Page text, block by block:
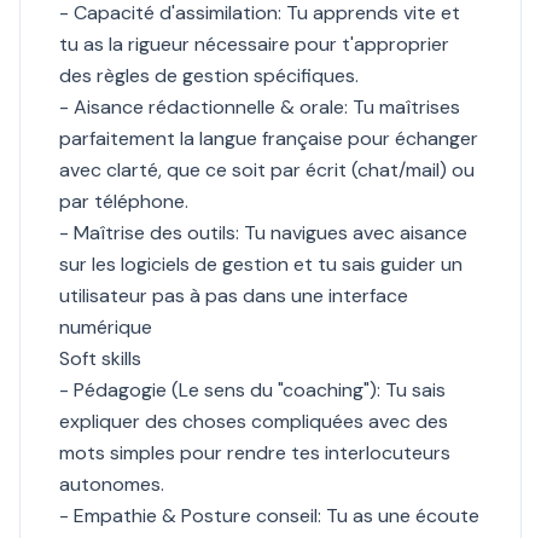
- Capacité d'assimilation: Tu apprends vite et
tu as la rigueur nécessaire pour t'approprier
des règles de gestion spécifiques.
- Aisance rédactionnelle & orale: Tu maîtrises
parfaitement la langue française pour échanger
avec clarté, que ce soit par écrit (chat/mail) ou
par téléphone.
- Maîtrise des outils: Tu navigues avec aisance
sur les logiciels de gestion et tu sais guider un
utilisateur pas à pas dans une interface
numérique
Soft skills
- Pédagogie (Le sens du "coaching"): Tu sais
expliquer des choses compliquées avec des
mots simples pour rendre tes interlocuteurs
autonomes.
- Empathie & Posture conseil: Tu as une écoute